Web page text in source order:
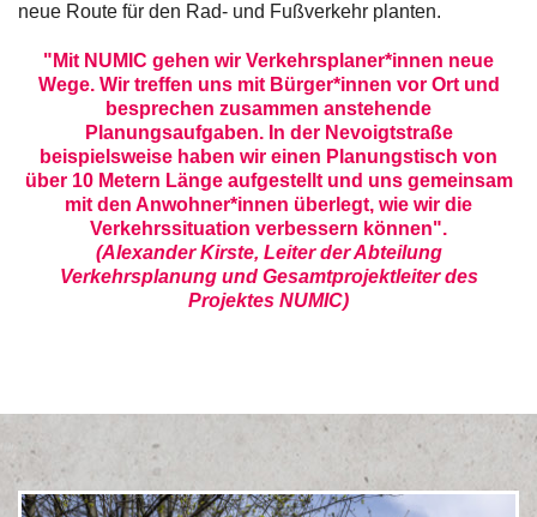
neue Route für den Rad- und Fußverkehr planten.
"Mit NUMIC gehen wir Verkehrsplaner*innen neue
Wege. Wir treffen uns mit Bürger*innen vor Ort und
besprechen zusammen anstehende
Planungsaufgaben. In der Nevoigtstraße
beispielsweise haben wir einen Planungstisch von
über 10 Metern Länge aufgestellt und uns gemeinsam
mit den Anwohner*innen überlegt, wie wir die
Verkehrssituation verbessern können".
(Alexander Kirste, Leiter der Abteilung
Verkehrsplanung und Gesamtprojektleiter des
Projektes NUMIC)